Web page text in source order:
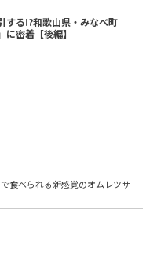
する!?和歌山県・みなべ町
密着【後編】
食べられる新感覚のオムレツサ